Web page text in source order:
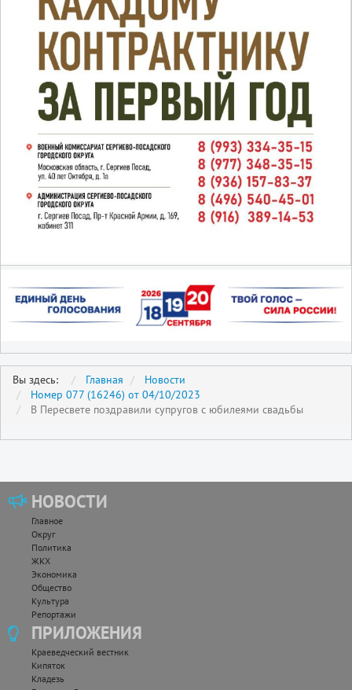
Вы здесь: Главная
Новости
Номер 077 (16246) от 04/10/2023
В Пересвете поздравили супругов с юбилеями свадьбы
НОВОСТИ
Главное
Округ
Политика
ЖКХ
Экономика
Общество
Культура
Репортажи
ПРИЛОЖЕНИЯ
Краеведческий вестник
Кипяток
Кладезь